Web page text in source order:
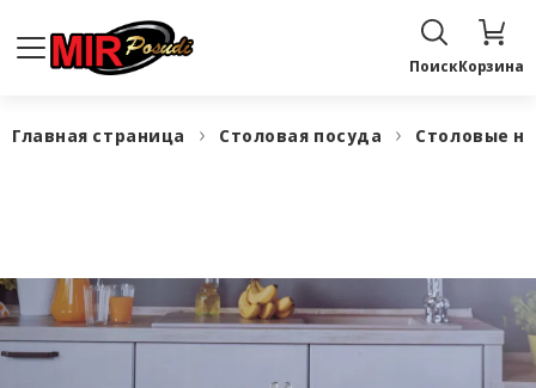
ПоискКорзина
Главная страница Столовая посуда Столовые